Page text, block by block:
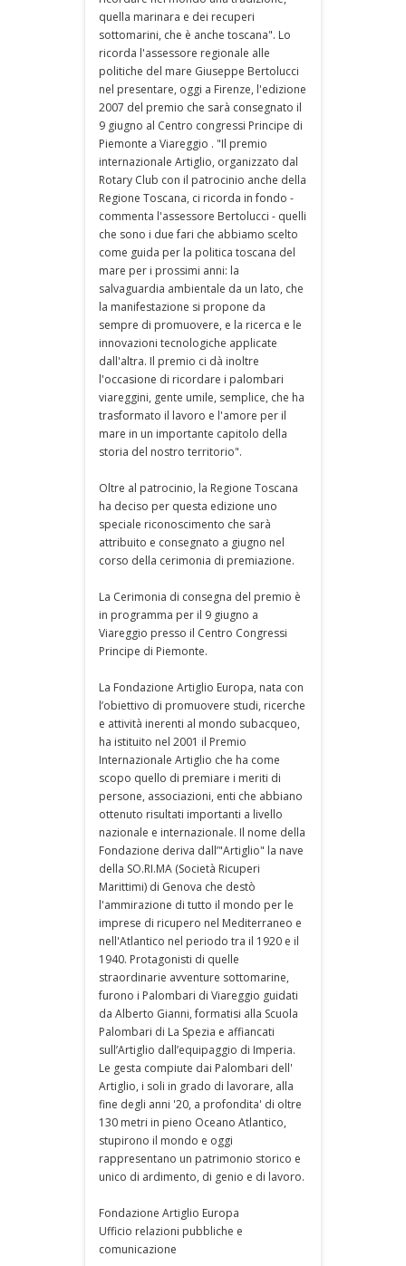
quella marinara e dei recuperi
sottomarini, che è anche toscana". Lo
ricorda l'assessore regionale alle
politiche del mare Giuseppe Bertolucci
nel presentare, oggi a Firenze, l'edizione
2007 del premio che sarà consegnato il
9 giugno al Centro congressi Principe di
Piemonte a Viareggio . "Il premio
internazionale Artiglio, organizzato dal
Rotary Club con il patrocinio anche della
Regione Toscana, ci ricorda in fondo -
commenta l'assessore Bertolucci - quelli
che sono i due fari che abbiamo scelto
come guida per la politica toscana del
mare per i prossimi anni: la
salvaguardia ambientale da un lato, che
la manifestazione si propone da
sempre di promuovere, e la ricerca e le
innovazioni tecnologiche applicate
dall'altra. Il premio ci dà inoltre
l'occasione di ricordare i palombari
viareggini, gente umile, semplice, che ha
trasformato il lavoro e l'amore per il
mare in un importante capitolo della
storia del nostro territorio".
Oltre al patrocinio, la Regione Toscana
ha deciso per questa edizione uno
speciale riconoscimento che sarà
attribuito e consegnato a giugno nel
corso della cerimonia di premiazione.
La Cerimonia di consegna del premio è
in programma per il 9 giugno a
Viareggio presso il Centro Congressi
Principe di Piemonte.
La Fondazione Artiglio Europa, nata con
l’obiettivo di promuovere studi, ricerche
e attività inerenti al mondo subacqueo,
ha istituito nel 2001 il Premio
Internazionale Artiglio che ha come
scopo quello di premiare i meriti di
persone, associazioni, enti che abbiano
ottenuto risultati importanti a livello
nazionale e internazionale. Il nome della
Fondazione deriva dall’"Artiglio" la nave
della SO.RI.MA (Società Ricuperi
Marittimi) di Genova che destò
l'ammirazione di tutto il mondo per le
imprese di ricupero nel Mediterraneo e
nell'Atlantico nel periodo tra il 1920 e il
1940. Protagonisti di quelle
straordinarie avventure sottomarine,
furono i Palombari di Viareggio guidati
da Alberto Gianni, formatisi alla Scuola
Palombari di La Spezia e affiancati
sull’Artiglio dall’equipaggio di Imperia.
Le gesta compiute dai Palombari dell'
Artiglio, i soli in grado di lavorare, alla
fine degli anni '20, a profondita' di oltre
130 metri in pieno Oceano Atlantico,
stupirono il mondo e oggi
rappresentano un patrimonio storico e
unico di ardimento, di genio e di lavoro.
Fondazione Artiglio Europa
Ufficio relazioni pubbliche e
comunicazione